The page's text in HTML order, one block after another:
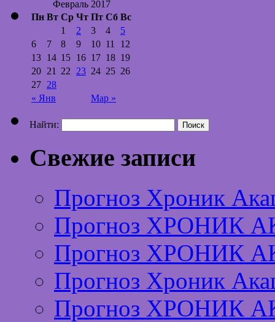
Февраль 2017
Пн Вт Ср Чт Пт Сб Вс
« Янв Мар »
1 2 3 4
5
6
7 8 9 10 11
12
13 14 15 16 17 18 19
20 21 22 23 24 25 26
27 28
Найти:
Свежие записи
Прогноз Хроник
Прогноз ХРОНИК
Прогноз ХРОНИК
Прогноз Хроник
Прогноз ХРОНИК